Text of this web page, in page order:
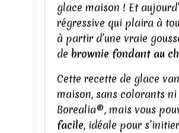
glace maison ! Et
régressive qui plaira à
à partir d’une vraie
de brownie fondant au
Cette recette de glace
maison, sans colorants
Borealia®, mais vous
facile, idéale pour